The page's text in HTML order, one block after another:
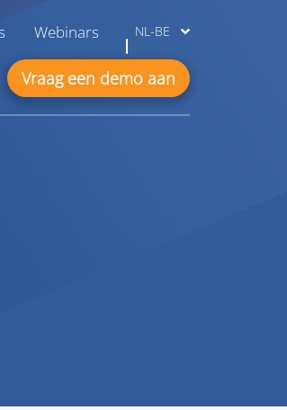
Webinars NL-BE
Vraag een demo aan